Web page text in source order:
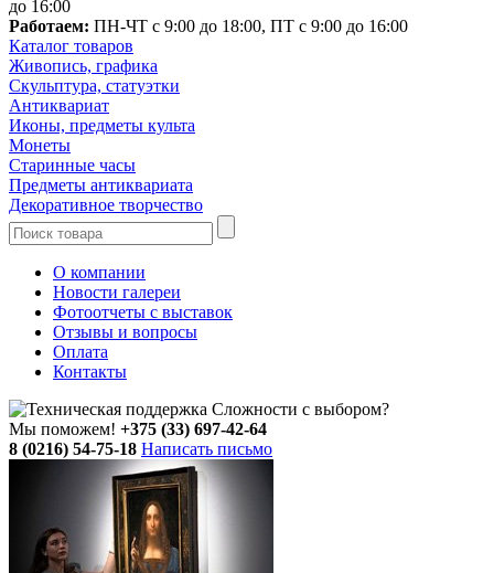
до 16:00
Работаем: ПН-ЧТ с 9:00 до 18:00, ПТ с 9:00 до 16:00
Каталог товаров
Живопись, графика
Скульптура, статуэтки
Антиквариат
Иконы, предметы культа
Монеты
Старинные часы
Предметы антиквариата
Декоративное творчество
О компании
Новости галереи
Фотоотчеты с выставок
Отзывы и вопросы
Оплата
Контакты
Сложности с выбором?
Мы поможем! +375 (33) 697-42-64
8 (0216) 54-75-18 Написать письмо